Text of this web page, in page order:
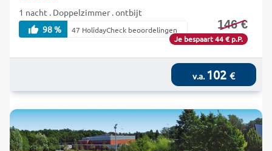
1 nacht . Doppelzimmer . ontbijt
98 %
47 HolidayCheck beoordelingen 146 €
Je bespaart 44 € p.P.
v.a.102 €